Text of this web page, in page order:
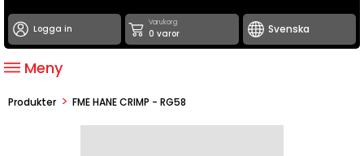
Logga in
Varukorg
0 varor
Meny
Produkter > FME HANE CRIMP - RG58